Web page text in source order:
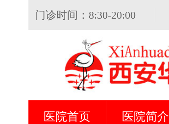
门诊时间：8:30-20:00
医院首页 医院简介